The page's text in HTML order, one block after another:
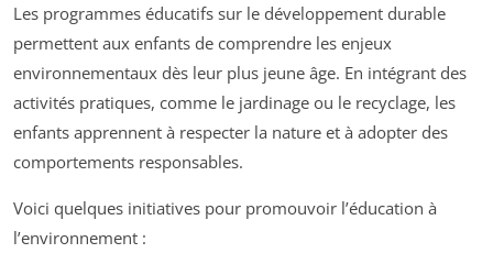
Les programmes éducatifs sur le développement durable
permettent aux enfants de comprendre les enjeux
environnementaux dès leur plus jeune âge. En intégrant des
activités pratiques, comme le jardinage ou le recyclage, les
enfants apprennent à respecter la nature et à adopter des
comportements responsables.
Voici quelques initiatives pour promouvoir l’éducation à
l’environnement :